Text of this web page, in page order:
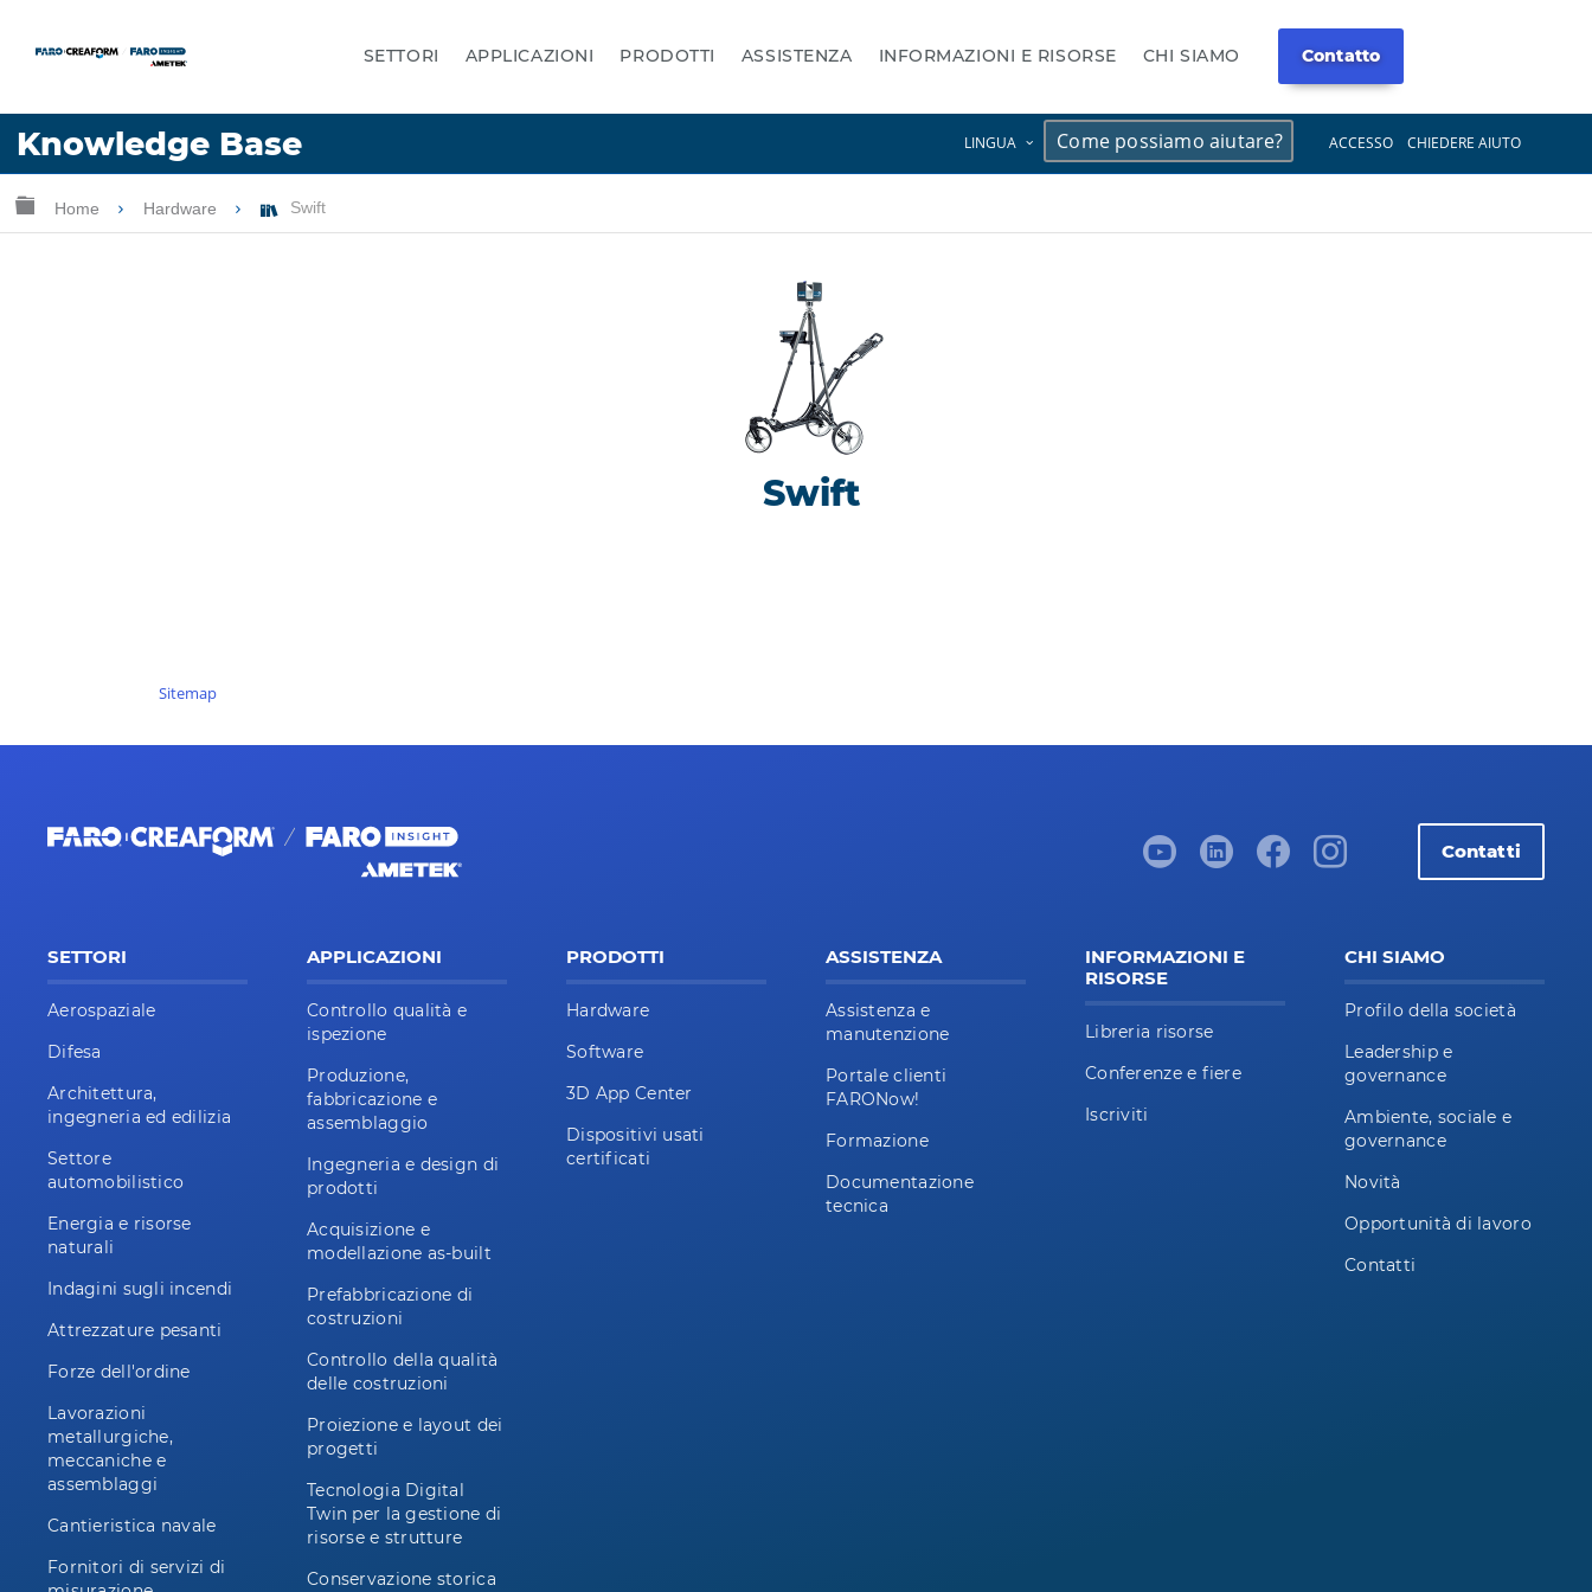
SETTORI APPLICAZIONI PRODOTTI ASSISTENZA INFORMAZIONI E RISORSE CHI SIAMO Contatto
Knowledge Base LINGUA ACCESSO CHIEDERE AIUTO
Lingua
Ingrandisci/riduci gerarchia globale
Home Hardware Swift
Swift
Sitemap
Contatti
SETTORI
Aerospaziale
Difesa
Architettura,
ingegneria ed edilizia
Settore
automobilistico
Energia e risorse
naturali
Indagini sugli incendi
Attrezzature pesanti
Forze dell'ordine
Lavorazioni
metallurgiche,
meccaniche e
assemblaggi
Cantieristica navale
Fornitori di servizi di
APPLICAZIONI
Controllo qualità e
ispezione
Produzione,
fabbricazione e
assemblaggio
Ingegneria e design di
prodotti
Acquisizione e
modellazione as-built
Prefabbricazione di
costruzioni
Controllo della qualità
delle costruzioni
Proiezione e layout dei
progetti
Tecnologia Digital
Twin per la gestione di
risorse e strutture
Conservazione storica
PRODOTTI
Hardware
Software
3D App Center
Dispositivi usati
certificati
ASSISTENZA
Assistenza e
manutenzione
Portale clienti
FARONow!
Formazione
Documentazione
tecnica
INFORMAZIONI E
RISORSE
Libreria risorse
Conferenze e fiere
Iscriviti
CHI SIAMO
Profilo della società
Leadership e
governance
Ambiente, sociale e
governance
Novità
Opportunità di lavoro
Contatti